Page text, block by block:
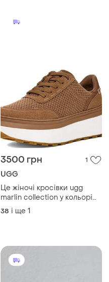
3500 грн 1
UGG
Це жіночі кросівки ugg
marlin collection у кольорі
«каштан» (chestnut) на
високій
38 і ще 1